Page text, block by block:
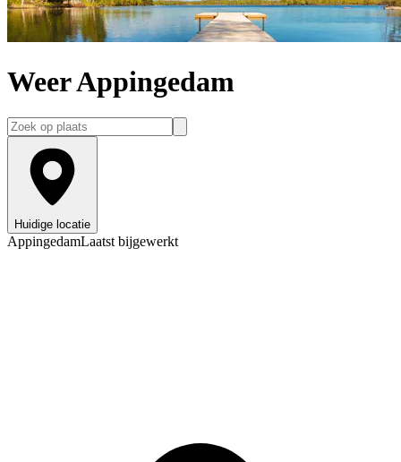
Weer Appingedam
Huidige locatie
AppingedamLaatst bijgewerkt